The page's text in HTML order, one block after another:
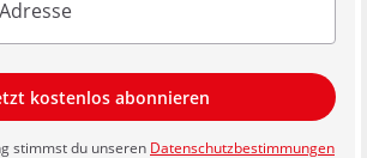
kostenlos abonnieren
stimmst du unseren Datenschutzbestimmungen